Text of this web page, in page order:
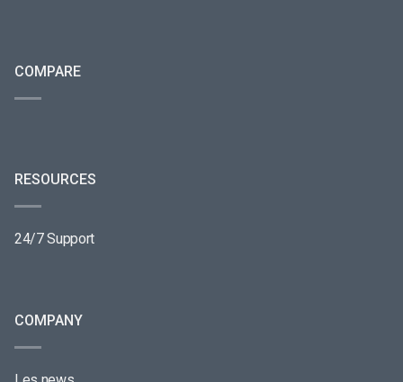
COMPARE
RESOURCES
24/7 Support
COMPANY